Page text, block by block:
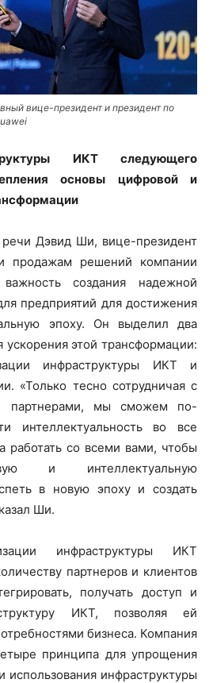
вице-президент и президент по
ИКТ следующего
основы цифровой и
Дэвид Ши, вице-президент
продажам решений компании
создания надежной
предприятий для достижения
эпоху. Он выделил два
этой трансформации:
инфраструктуры ИКТ и
«Только тесно сотрудничая с
партнерами, мы сможем по-
интеллектуальность во все
работать со всеми вами, чтобы
и интеллектуальную
в новую эпоху и создать
Ши.
инфраструктуры ИКТ
партнеров и клиентов
получать доступ и
ИКТ, позволяя ей
бизнеса. Компания
принципа для упрощения
использования инфраструктуры